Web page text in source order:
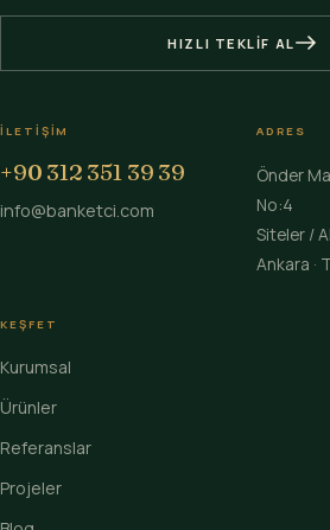
HIZLI TEKLIF AL
İLETIŞIM
+90 312 351 39 39
info@banketci.com
ADRES
Önder
No:4
Siteler /
Ankara ·
KEŞFET
Kurumsal
Ürünler
Referanslar
Projeler